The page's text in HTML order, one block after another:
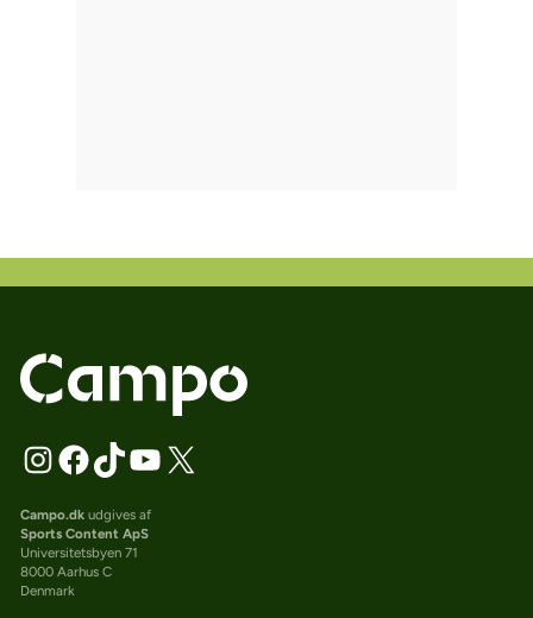
Campo.dkudgives af
Sports Content ApS
Universitetsbyen 71
8000 Aarhus C
Denmark